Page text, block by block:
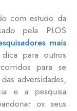
com estudo da
pela PLOS
mais
para outros
para se
adversidades,
e a pesquisa
os seus